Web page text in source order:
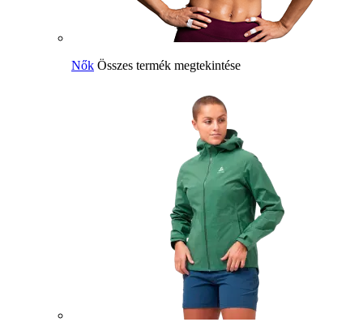
Nők Összes termék megtekintése